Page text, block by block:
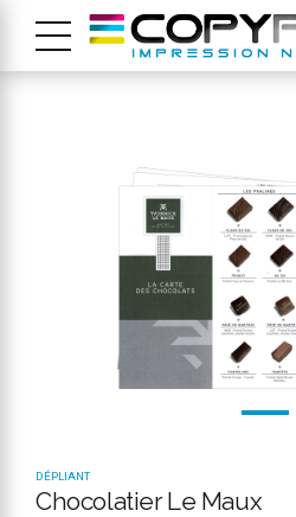
DÉPLIANT
Chocolatier Le Maux